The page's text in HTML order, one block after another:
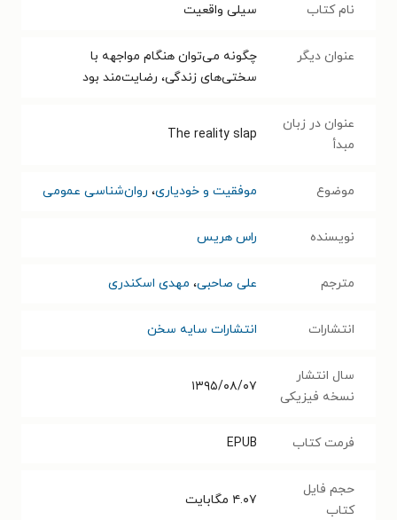
نام کتاب سیلی واقعیت
عنوان دیگر
چگونه می‌توان هنگام مواجهه با
سختی‌های زندگی، رضایت‌مند بود
عنوان در زبان
مبدأ
The reality slap
موضوع موفقیت و خودیاری، روان‌شناسی عمومی
نویسنده راس هریس
مترجم علی صاحبی، مهدی اسکندری
انتشارات انتشارات سایه سخن
سال انتشار
نسخه فیزیکی
۱۳۹۵/۰۸/۰۷
فرمت کتاب EPUB
حجم فایل
کتاب
۴.۰۷ مگابایت